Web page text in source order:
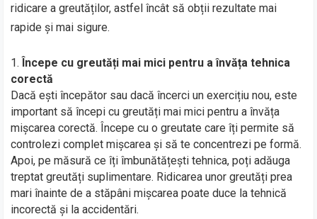
ridicare a greutăților, astfel încât să obții rezultate mai
rapide și mai sigure.
Începe cu greutăți mai mici pentru a învăța tehnica
corectă
Dacă ești începător sau dacă încerci un exercițiu nou, este
important să începi cu greutăți mai mici pentru a învăța
mișcarea corectă. Începe cu o greutate care îți permite să
controlezi complet mișcarea și să te concentrezi pe formă.
Apoi, pe măsură ce îți îmbunătățești tehnica, poți adăuga
treptat greutăți suplimentare. Ridicarea unor greutăți prea
mari înainte de a stăpâni mișcarea poate duce la tehnică
incorectă și la accidentări.